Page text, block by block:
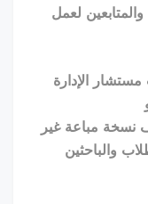
لعمل
مباعة غير